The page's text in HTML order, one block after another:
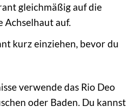
gleichmäßig auf die
Achselhaut auf.
kurz einziehen, bevor du
verwende das Rio Deo
oder Baden. Du kannst